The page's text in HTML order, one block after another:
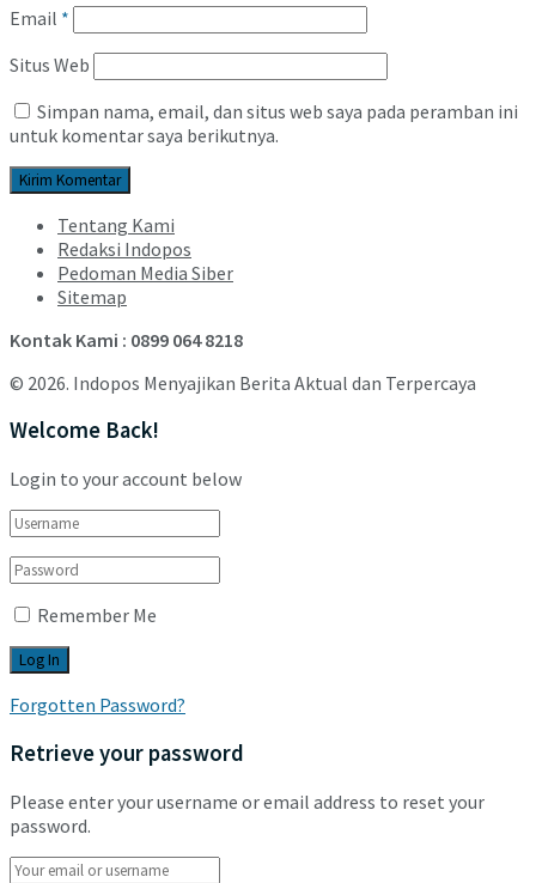
Email *
Situs Web
Simpan nama, email, dan situs web saya pada peramban ini
untuk komentar saya berikutnya.
Tentang Kami
Redaksi Indopos
Pedoman Media Siber
Sitemap
Kontak Kami : 0899 064 8218
© 2026. Indopos Menyajikan Berita Aktual dan Terpercaya
Welcome Back!
Login to your account below
Remember Me
Forgotten Password?
Retrieve your password
Please enter your username or email address to reset your
password.